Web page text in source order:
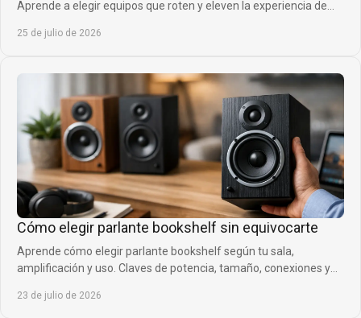
Aprende a elegir equipos que roten y eleven la experiencia de
25 de julio de 2026
Cómo elegir parlante bookshelf sin equivocarte
Aprende cómo elegir parlante bookshelf según tu sala,
amplificación y uso. Claves de potencia, tamaño, conexiones y
23 de julio de 2026